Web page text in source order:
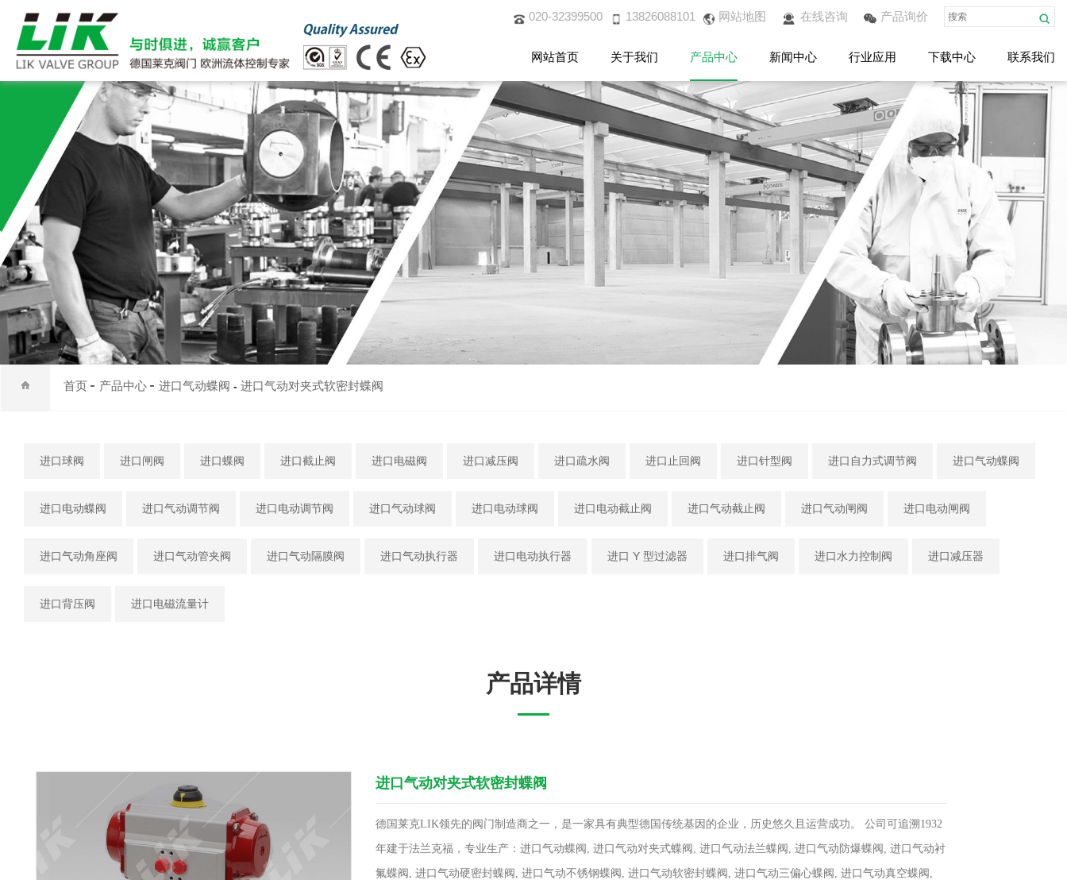
网站首页 关于我们 产品中心 新闻中心 行业应用 下载中心 联系我们
020-32399500 13826088101 网站地图 在线咨询 产品询价
首页 产品中心 进口气动蝶阀 - 进口气动对夹式软密封蝶阀
进口球阀 进口闸阀 进口蝶阀 进口截止阀 进口电磁阀 进口减压阀 进口疏水阀 进口止回阀 进口针型阀 进口自力式调节阀 进口气动蝶阀
进口电动蝶阀 进口气动调节阀 进口电动调节阀 进口气动球阀 进口电动球阀 进口电动截止阀 进口气动截止阀 进口气动闸阀 进口电动闸阀
进口气动角座阀 进口气动管夹阀 进口气动隔膜阀 进口气动执行器 进口电动执行器 进口 Y 型过滤器 进口排气阀 进口水力控制阀 进口减压器
进口背压阀 进口电磁流量计
产品详情
进口气动对夹式软密封蝶阀
德国莱克LIK领先的阀门制造商之一，是一家具有典型德国传统基因的企业，历史悠久且运营成功。 公司可追溯1932
年建于法兰克福，专业生产：进口气动蝶阀, 进口气动对夹式蝶阀, 进口气动法兰蝶阀, 进口气动防爆蝶阀, 进口气动衬
氟蝶阀, 进口气动硬密封蝶阀, 进口气动不锈钢蝶阀, 进口气动软密封蝶阀, 进口气动三偏心蝶阀, 进口气动真空蝶阀,